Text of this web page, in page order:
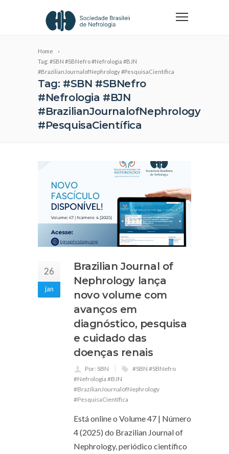
Home
Tag: #SBN #SBNefro #Nefrologia #BJN
#BrazilianJournalofNephrology #PesquisaCientífica
Tag: #SBN #SBNefro
#Nefrologia #BJN
#BrazilianJournalofNephrology
#PesquisaCientífica
26
jan
Brazilian Journal of
Nephrology lança
novo volume com
avanços em
diagnóstico, pesquisa
e cuidado das
doenças renais
Por: SBN
#SBN #SBNefro
#Nefrologia #BJN
#BrazilianJournalofNephrology
#PesquisaCientífica
Está online o Volume 47 | Número
4 (2025) do Brazilian Journal of
Nephrology, periódico científico